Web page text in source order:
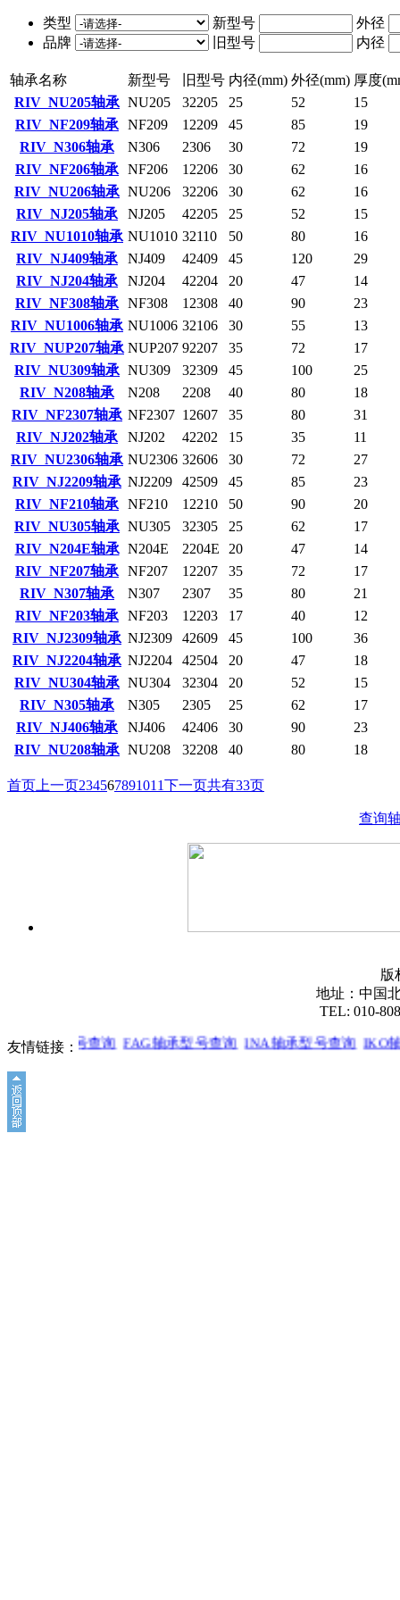
类型 新型号
外径
品牌
旧型号 内径
轴承名称 新型号 旧型号 内径(mm) 外径(mm) 厚度
RIV NU205轴承 NU205 32205 25 52
15
RIV NF209轴承 NF209 12209 45 85
19
RIV N306轴承
N306 2306 30 72
19
RIV NF206轴承 NF206 12206 30 62
16
RIV NU206轴承 NU206 32206 30 62
16
RIV NJ205轴承
NJ205 42205 25 52
15
RIV NU1010轴承 NU1010 32110 50 80
16
RIV NJ409轴承
NJ409 42409 45 120
29
RIV NJ204轴承
NJ204 42204 20 47
14
RIV NF308轴承 NF308 12308 40 90
23
RIV NU1006轴承 NU1006 32106 30 55
13
RIV NUP207轴承 NUP207 92207 35 72
17
RIV NU309轴承 NU309 32309 45 100
25
RIV N208轴承
N208 2208 40 80
18
RIV NF2307轴承 NF2307 12607 35 80
31
RIV NJ202轴承
NJ202 42202 15 35
11
RIV NU2306轴承 NU2306 32606 30 72
27
RIV NJ2209轴承 NJ2209 42509 45 85
23
RIV NF210轴承 NF210 12210 50 90
20
RIV NU305轴承 NU305 32305 25 62
17
RIV N204E轴承 N204E 2204E 20 47
14
RIV NF207轴承 NF207 12207 35 72
17
RIV N307轴承
N307 2307 35 80
21
RIV NF203轴承 NF203 12203 17 40
12
RIV NJ2309轴承 NJ2309 42609 45 100
36
RIV NJ2204轴承 NJ2204 42504 20 47
18
RIV NU304轴承 NU304 32304 20 52
15
RIV N305轴承
N305 2305 25 62
17
RIV NJ406轴承
NJ406 42406 30 90
23
RIV NU208轴承 NU208 32208 40 80 18
首页 上一页234567891011下一页共有33页
查询
版
地址：中国
TEL: 010-
友情链接：
轴承型号查询 FAG轴承型号查询 INA轴承型号查询 IKO